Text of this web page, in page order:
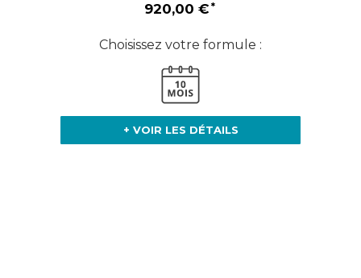
920,00 €
Choisissez votre formule :
+ VOIR LES DÉTAILS